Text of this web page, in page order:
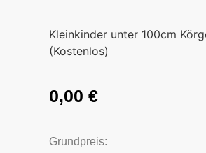
Kleinkinder unter 100cm
(Kostenlos)
0,00 €
Grundpreis: